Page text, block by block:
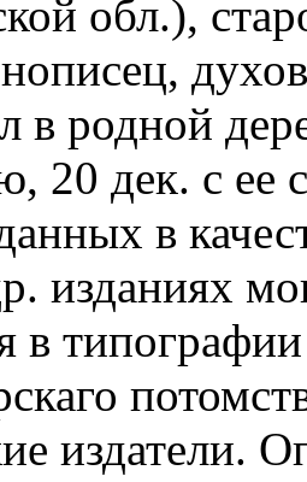
обл.),
в родной
20 дек. с ее
в
изданиях
в
издатели.